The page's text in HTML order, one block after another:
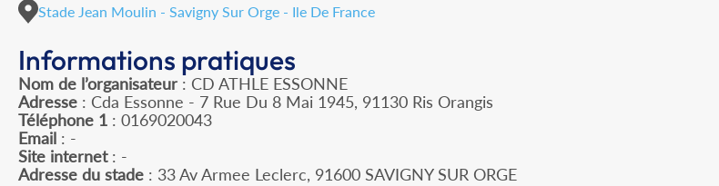
Stade Jean Moulin - Savigny Sur Orge - Ile De France
Informations pratiques
Nom de l’organisateur : CD ATHLE ESSONNE
Adresse : Cda Essonne - 7 Rue Du 8 Mai 1945, 91130 Ris Orangis
Téléphone 1 : 0169020043
Email : -
Site internet: -
Adresse du stade : 33 Av Armee Leclerc, 91600 SAVIGNY SUR ORGE